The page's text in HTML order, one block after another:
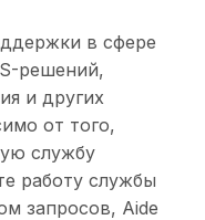
в сфере
решений,
и других
от того,
службу
работу службы
запросов, Aide